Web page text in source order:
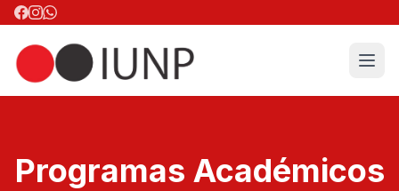
Programas Académicos